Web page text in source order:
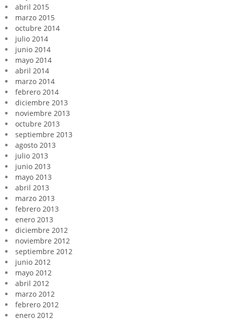
abril 2015
marzo 2015
octubre 2014
julio 2014
junio 2014
mayo 2014
abril 2014
marzo 2014
febrero 2014
diciembre 2013
noviembre 2013
octubre 2013
septiembre 2013
agosto 2013
julio 2013
junio 2013
mayo 2013
abril 2013
marzo 2013
febrero 2013
enero 2013
diciembre 2012
noviembre 2012
septiembre 2012
junio 2012
mayo 2012
abril 2012
marzo 2012
febrero 2012
enero 2012